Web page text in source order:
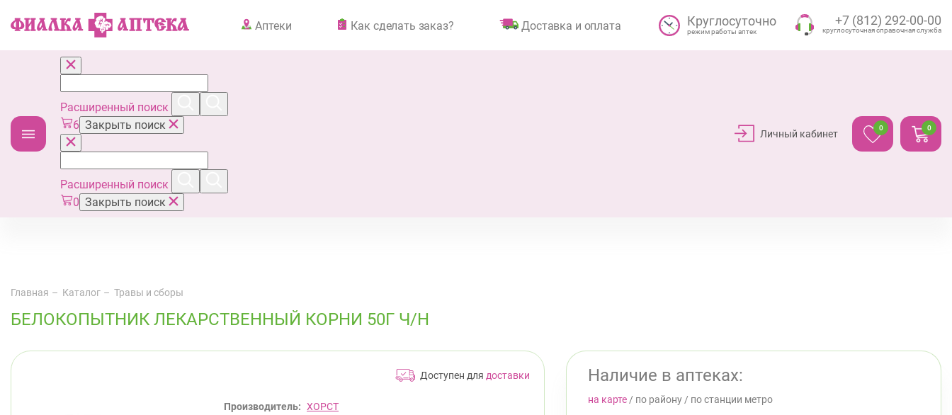
Аптеки Как сделать заказ? Доставка и оплата Круглосуточно
режим работы аптек
+7 (812) 292-00-00
круглосуточная справочная служба
Расширенный поиск
6 Закрыть поиск
Расширенный поиск
0 Закрыть поиск
Личный кабинет
0 0
Главная Каталог Травы и сборы
БЕЛОКОПЫТНИК ЛЕКАРСТВЕННЫЙ КОРНИ 50Г Ч/Н
Доступен для доставки
Производитель: ХОРСТ
Наличие в аптеках:
на карте / по району / по станции метро